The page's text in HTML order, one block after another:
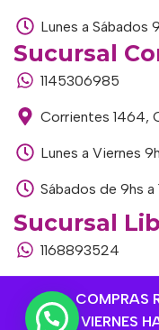
COMPRAS
VIERNES
Lunes a Sábados
Sucursal
1145306985
Corrientes 1464,
Lunes a Viernes
Sábados de 9hs a
Sucursal
1168893524
Buenos Aires